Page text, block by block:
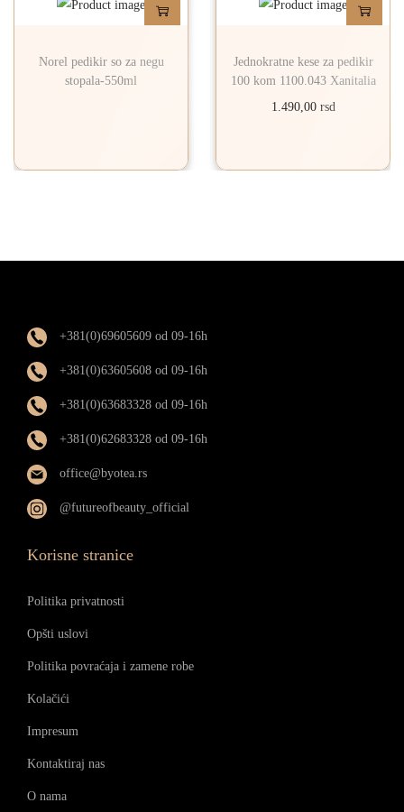
Norel pedikir so za negu
stopala-550ml
Jednokratne kese za pedikir
100 kom 1100.043 Xanitalia
1.490,00 rsd
+381(0)69605609 od 09-16h
+381(0)63605608 od 09-16h
+381(0)63683328 od 09-16h
+381(0)62683328 od 09-16h
office@byotea.rs
@futureofbeauty_official
Korisne stranice
Politika privatnosti
Opšti uslovi
Politika povraćaja i zamene robe
Kolačići
Impresum
Kontaktiraj nas
O nama